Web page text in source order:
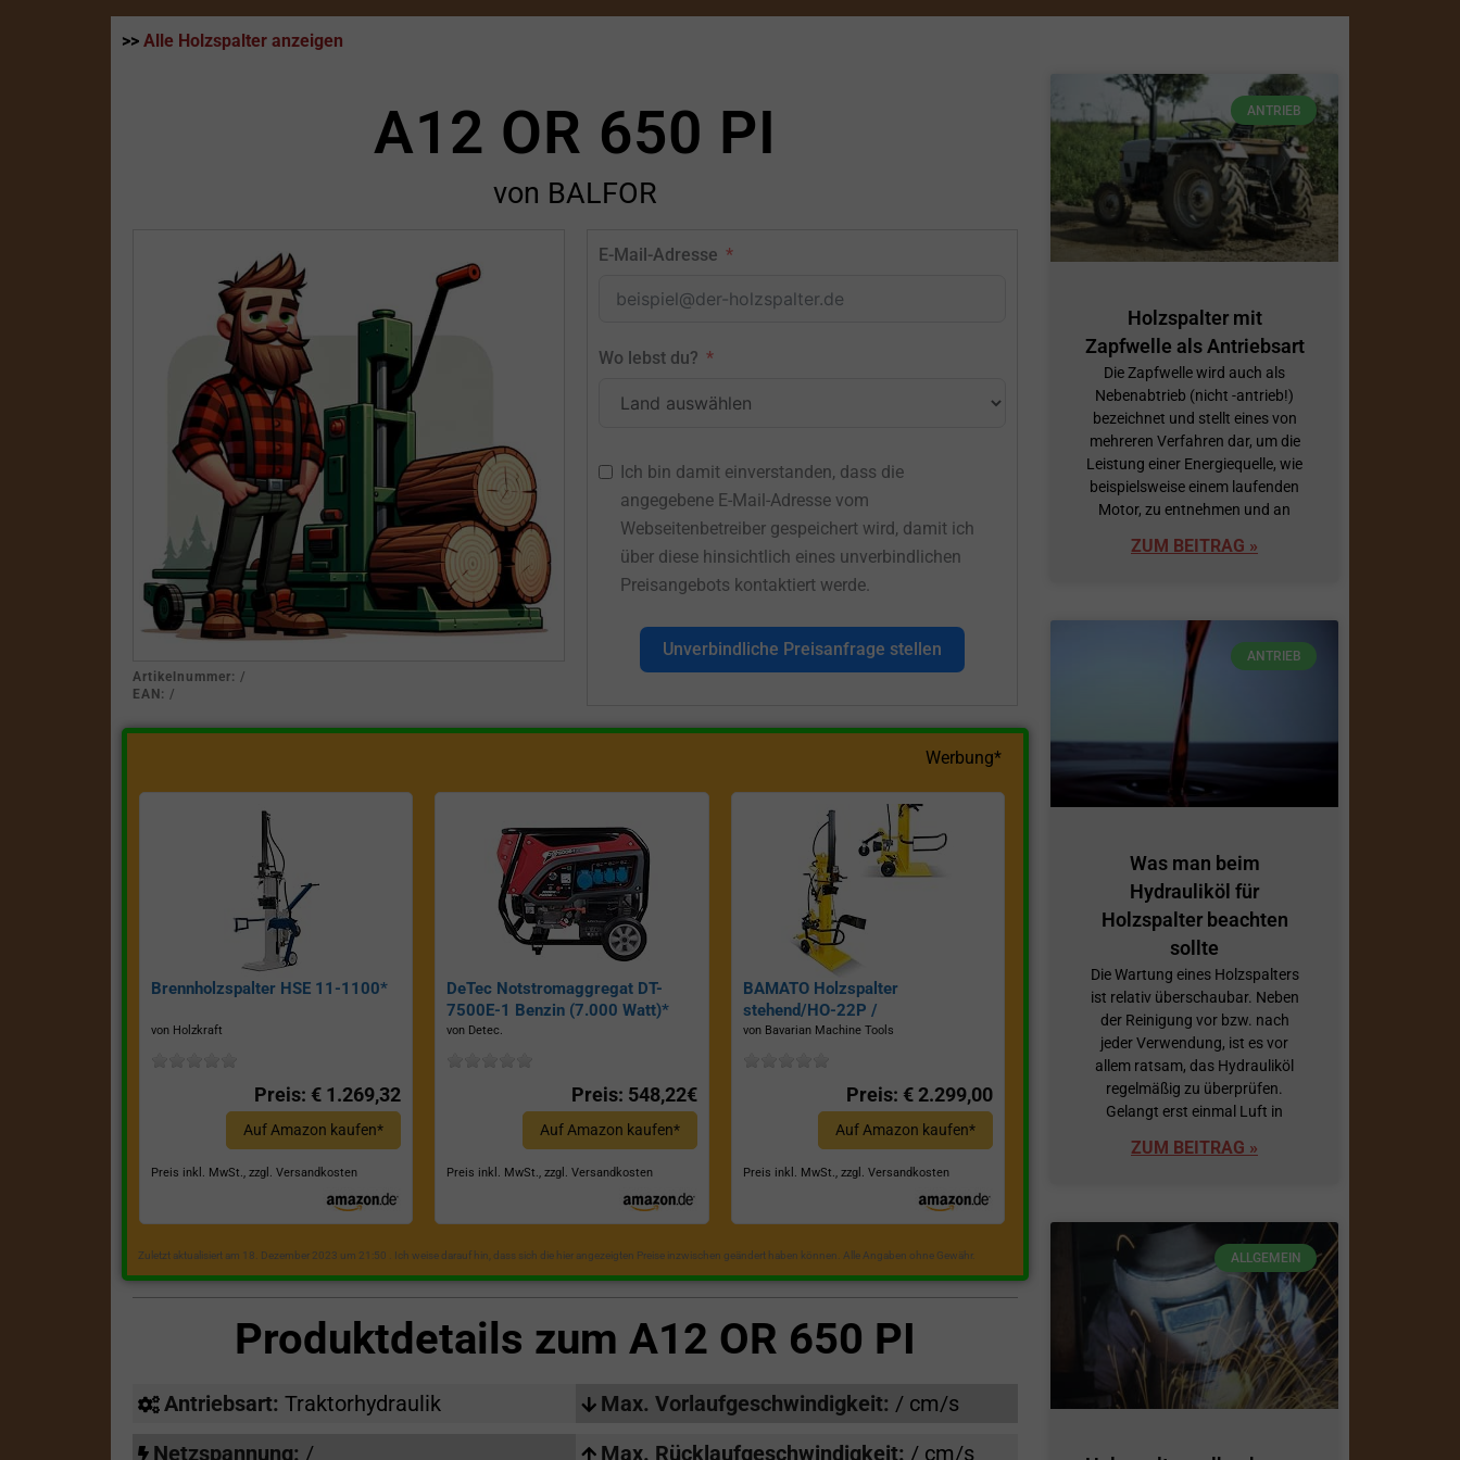
>> Alle Holzspalter anzeigen
A12 OR 650 PI
von BALFOR
Artikelnummer: /
EAN: /
E-Mail-Adresse
Wo lebst du?
Ich bin damit einverstanden, dass die
angegebene E-Mail-Adresse vom
Webseitenbetreiber gespeichert wird, damit ich
über diese hinsichtlich eines unverbindlichen
Preisangebots kontaktiert werde.
Unverbindliche Preisanfrage stellen
Werbung*
Brennholzspalter HSE 11-1100*
von Holzkraft
Preis: € 1.269,32
Auf Amazon kaufen*
Preis inkl. MwSt., zzgl. Versandkosten
DeTec Notstromaggregat DT-
7500E-1 Benzin (7.000 Watt)*
von Detec.
Preis: 548,22€
Auf Amazon kaufen*
Preis inkl. MwSt., zzgl. Versandkosten
BAMATO Holzspalter
stehend/HO-22P /
Zapfwellenantrieb, Inkl.
von Bavarian Machine Tools
Preis: € 2.299,00
Auf Amazon kaufen*
Preis inkl. MwSt., zzgl. Versandkosten
Zuletzt aktualisiert am 18. Dezember 2023 um 21:50 . Ich weise darauf hin, dass sich die hier angezeigten Preise inzwischen geändert haben können. Alle Angaben ohne Gewähr.
Produktdetails zum A12 OR 650 PI
Antriebsart: Traktorhydraulik
Netzspannung: /
Max. Vorlaufgeschwindigkeit: / cm/s
Max. Rücklaufgeschwindigkeit: / cm/s
ANTRIEB
Holzspalter mit
Zapfwelle als Antriebsart
Die Zapfwelle wird auch als
Nebenabtrieb (nicht -antrieb!)
bezeichnet und stellt eines von
mehreren Verfahren dar, um die
Leistung einer Energiequelle, wie
beispielsweise einem laufenden
Motor, zu entnehmen und an
ZUM BEITRAG »
ANTRIEB
Was man beim
Hydrauliköl für
Holzspalter beachten
sollte
Die Wartung eines Holzspalters
ist relativ überschaubar. Neben
der Reinigung vor bzw. nach
jeder Verwendung, ist es vor
allem ratsam, das Hydrauliköl
regelmäßig zu überprüfen.
Gelangt erst einmal Luft in
ZUM BEITRAG »
ALLGEMEIN